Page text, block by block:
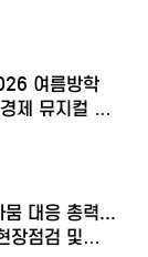
여름방학
제 뮤지컬 …
뭄 대응 총력...
장점검 및…